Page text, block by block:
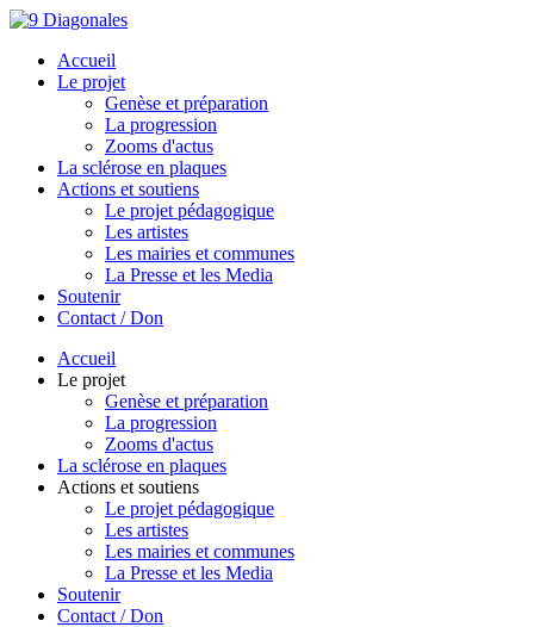
Accueil
Le projet
Genèse et préparation
La progression
Zooms d'actus
La sclérose en plaques
Actions et soutiens
Le projet pédagogique
Les artistes
Les mairies et communes
La Presse et les Media
Soutenir
Contact / Don
Accueil
Le projet
Genèse et préparation
La progression
Zooms d'actus
La sclérose en plaques
Actions et soutiens
Le projet pédagogique
Les artistes
Les mairies et communes
La Presse et les Media
Soutenir
Contact / Don